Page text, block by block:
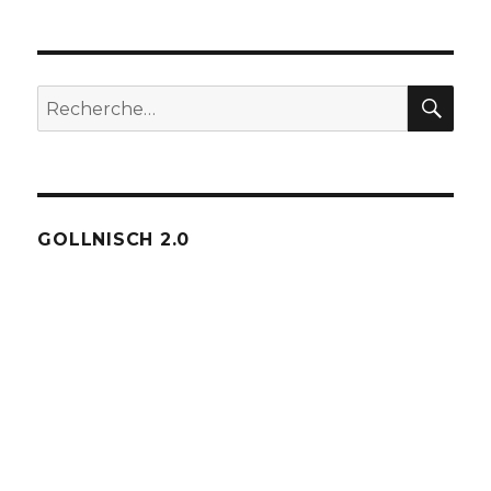
Recherche
pour :
GOLLNISCH 2.0